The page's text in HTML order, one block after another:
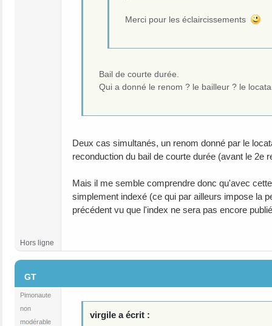
Merci pour les éclaircissements
Bail de courte durée.
Qui a donné le renom ? le bailleur ? le
Deux cas simultanés, un renom donné par le
reconduction du bail de courte durée (avant le 2e
Mais il me semble comprendre donc qu'avec
simplement indexé (ce qui par ailleurs impose la
précédent vu que l'index ne sera pas encore
Hors ligne
GT
Pimonaute
non
modérable
virgile a écrit :